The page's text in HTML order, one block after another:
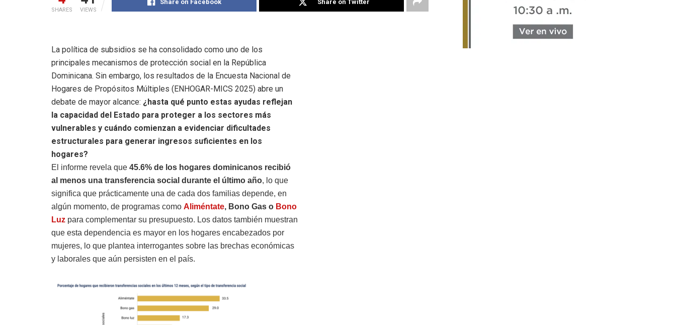
SHARES VIEWS
Share on Facebook Share on Twitter
La política de subsidios se ha consolidado como uno de los
principales mecanismos de protección social en la República
Dominicana. Sin embargo, los resultados de la Encuesta Nacional de
Hogares de Propósitos Múltiples (ENHOGAR-MICS 2025) abre un
debate de mayor alcance: ¿hasta qué punto estas ayudas reflejan
la capacidad del Estado para proteger a los sectores más
vulnerables y cuándo comienzan a evidenciar dificultades
estructurales para generar ingresos suficientes en los
hogares?
El informe revela que 45.6% de los hogares dominicanos recibió
al menos una transferencia social durante el último año, lo que
significa que prácticamente una de cada dos familias depende, en
algún momento, de programas como Aliméntate, Bono Gas o Bono
Luz para complementar su presupuesto. Los datos también muestran
que esta dependencia es mayor en los hogares encabezados por
mujeres, lo que plantea interrogantes sobre las brechas económicas
y laborales que aún persisten en el país.